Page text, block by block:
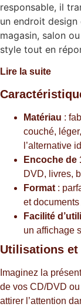
responsable, il
un endroit
magasin, salon
style tout en
Lire la suite
Matériau :
couché,
l’alternative
Encoche de
DVD, livres,
Format:
et documents
Facilité
un affichage
Utilisations et
Imaginez la
de vos CD/DVD
attirer l’attention